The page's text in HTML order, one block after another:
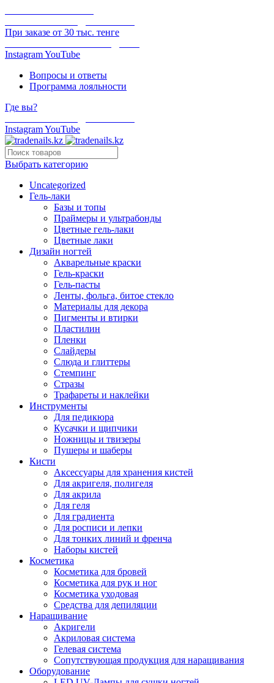
При заказе от 30 тыс. тенге
InstagramYouTube
Вопросы и ответы
Программа лояльности
Где вы?
InstagramYouTube
Выбрать категорию
Uncategorized
Гель-лаки
Базы и топы
Праймеры и ультрабонды
Цветные гель-лаки
Цветные лаки
Дизайн ногтей
Акварельные краски
Гель-краски
Гель-пасты
Ленты, фольга, битое стекло
Материалы для декора
Пигменты и втирки
Пластилин
Пленки
Слайдеры
Слюда и глиттеры
Стемпинг
Стразы
Трафареты и наклейки
Инструменты
Для педикюра
Кусачки и щипчики
Ножницы и твизеры
Пушеры и шаберы
Кисти
Аксессуары для хранения кистей
Для акригеля, полигеля
Для акрила
Для геля
Для градиента
Для росписи и лепки
Для тонких линий и френча
Наборы кистей
Косметика
Косметика для бровей
Косметика для рук и ног
Косметика уходовая
Средства для депиляции
Наращивание
Акригели
Акриловая система
Гелевая система
Сопутствующая продукция для наращивания
Оборудование